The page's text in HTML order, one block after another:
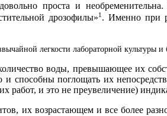
проста и
дрозофилы»1 . Именно при
легкости лабораторной культуры и
воды, превышающее их
способны поглощать их
и это не преувеличение)
их возрастающем и все более